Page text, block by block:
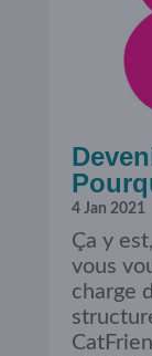
4 Jan 2021
Ça y
vous
charge